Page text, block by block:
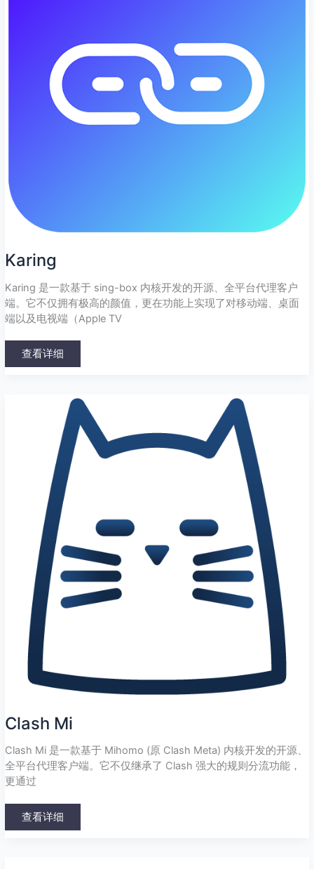
Karing
Karing 是一款基于 sing-box 内核开发的开源、全平台代理客户
端。它不仅拥有极高的颜值，更在功能上实现了对移动端、桌面
端以及电视端（Apple TV
查看详细
Clash Mi
Clash Mi 是一款基于 Mihomo (原 Clash Meta) 内核开发的开源、
全平台代理客户端。它不仅继承了 Clash 强大的规则分流功能，
更通过
查看详细